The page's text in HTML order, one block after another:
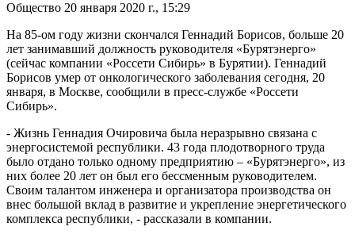
Общество 20 января 2020 г., 15:29
На 85-ом году жизни скончался Геннадий Борисов, больше 20
лет занимавший должность руководителя «Бурятэнерго»
(сейчас компании «Россети Сибирь» в Бурятии). Геннадий
Борисов умер от онкологического заболевания сегодня, 20
января, в Москве, сообщили в пресс-службе «Россети
Сибирь».
- Жизнь Геннадия Очировича была неразрывно связана с
энергосистемой республики. 43 года плодотворного труда
было отдано только одному предприятию – «Бурятэнерго», из
них более 20 лет он был его бессменным руководителем.
Своим талантом инженера и организатора производства он
внес большой вклад в развитие и укрепление энергетического
комплекса республики, - рассказали в компании.